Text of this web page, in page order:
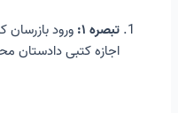
تبصره ۱:
ورود بازرسان
اجازه کتبی دادستان